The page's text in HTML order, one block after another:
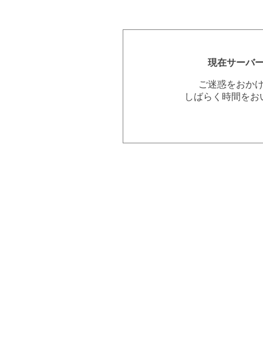
現在サーバ
ご迷惑をおか
しばらく時間を